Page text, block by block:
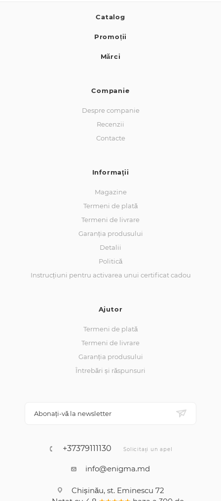
Catalog
Promoții
Mărci
Companie
Despre companie
Recenzii
Contacte
Informaţii
Magazine
Termeni de plată
Termeni de livrare
Garanția produsului
Detalii
Politică
Instrucțiuni pentru activarea unui certificat cadou
Ajutor
Termeni de plată
Termeni de livrare
Garanția produsului
Întrebări și răspunsuri
Abonați-vă la newsletter
+37379111130 Solicitați un apel
info@enigma.md
Chișinău, st. Eminescu 72